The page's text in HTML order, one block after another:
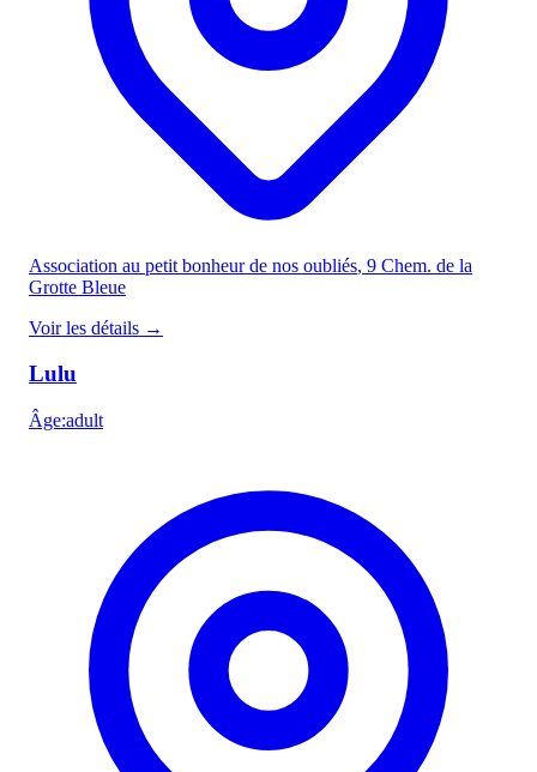
Association au petit bonheur de nos oubliés, 9 Chem. de la
Grotte Bleue
Voir les détails →
Lulu
Âge:adult